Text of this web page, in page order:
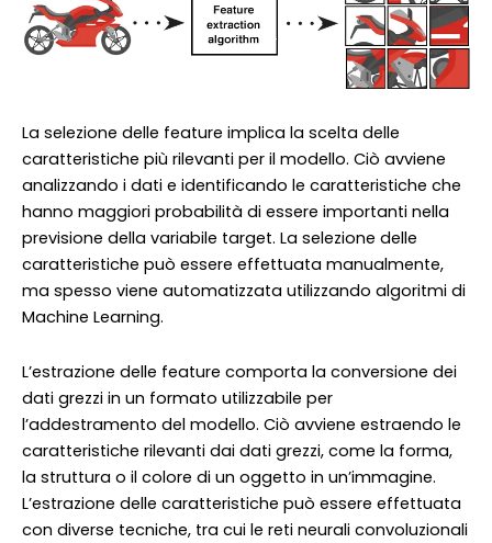
La selezione delle feature implica la scelta delle
caratteristiche più rilevanti per il modello. Ciò avviene
analizzando i dati e identificando le caratteristiche che
hanno maggiori probabilità di essere importanti nella
previsione della variabile target. La selezione delle
caratteristiche può essere effettuata manualmente,
ma spesso viene automatizzata utilizzando algoritmi di
Machine Learning.
L’estrazione delle feature comporta la conversione dei
dati grezzi in un formato utilizzabile per
l’addestramento del modello. Ciò avviene estraendo le
caratteristiche rilevanti dai dati grezzi, come la forma,
la struttura o il colore di un oggetto in un’immagine.
L’estrazione delle caratteristiche può essere effettuata
con diverse tecniche, tra cui le reti neurali convoluzionali